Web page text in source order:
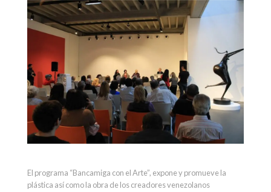
El programa “Bancamiga con el Arte”, expone y promueve la
plástica así como la obra de los creadores venezolanos